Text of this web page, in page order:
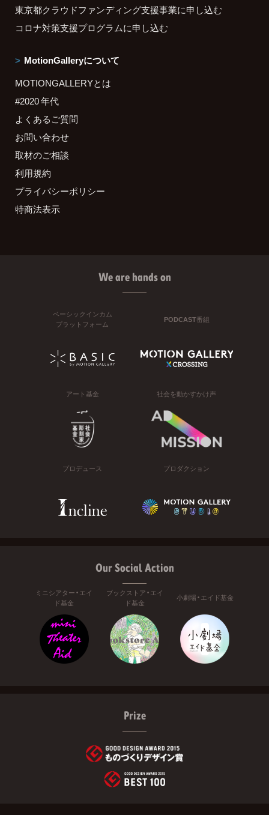
東京都クラウドファンディング支援事業に申し込む
コロナ対策支援プログラムに申し込む
MotionGalleryについて
MOTIONGALLERYとは
#2020 年代
よくあるご質問
お問い合わせ
取材のご相談
利用規約
プライバシーポリシー
特商法表示
We are hands on
ベーシックインカム
プラットフォーム
PODCAST番組
アート基金 社会を動かすかけ声
プロデュース プロダクション
Our Social Action
ミニシアター・エイ
ド基金
ブックストア・エイ
ド基金
小劇場・エイド基金
Prize